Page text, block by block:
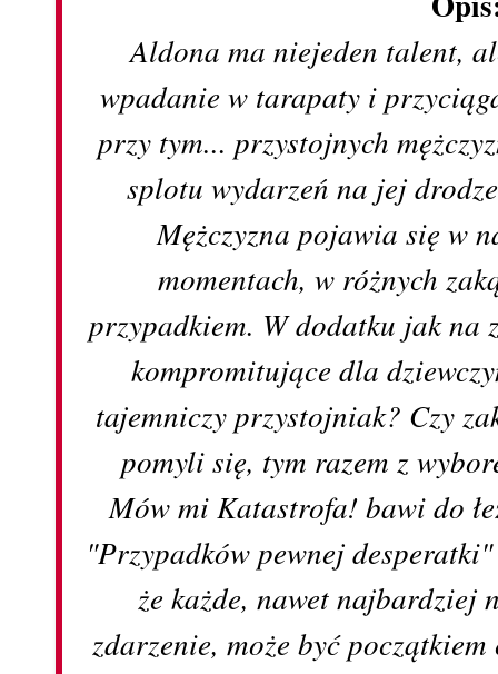
Aldona ma niejeden talent,
wpadanie w tarapaty i
przy tym... przystojnych
splotu wydarzeń na jej
Mężczyzna pojawia się w
momentach, w różnych
przypadkiem. W dodatku jak na
kompromitujące dla
tajemniczy przystojniak? Czy
pomyli się, tym razem z
Mów mi Katastrofa! bawi do
"Przypadków pewnej
że każde, nawet najbardziej
zdarzenie, może być